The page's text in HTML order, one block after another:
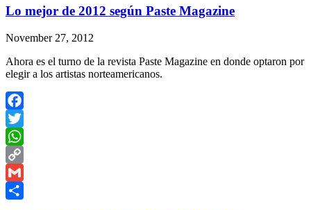
Lo mejor de 2012 según Paste Magazine
November 27, 2012
Ahora es el turno de la revista Paste Magazine en donde optaron por
elegir a los artistas norteamericanos.
Facebook
Twitter
WhatsApp
Copy
Link
Gmail